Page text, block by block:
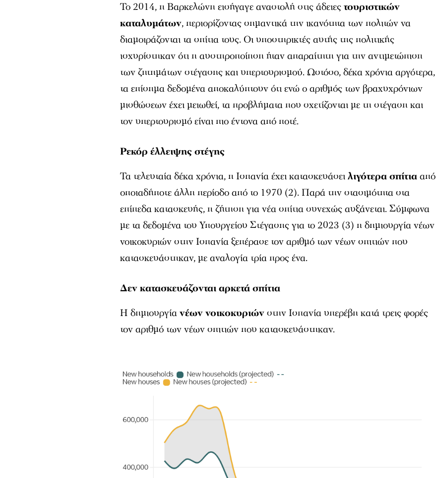
Το 2014, η Βαρκελώνη εισήγαγε αναστολή στις άδειεςτουριστικών
καταλυμάτων, περιορίζοντας σημαντικά την ικανότητα των πολιτών να
διαμοιράζονται τα σπίτια τους. Οι υποστηρικτές αυτής της πολιτικής
ισχυρίστηκαν ότι η αυστηροποίηση ήταν απαραίτητη για την αντιμετώπιση
των ζητημάτων στέγασης και υπερτουρισμού. Ωστόσο, δέκα χρόνια αργότερα,
τα επίσημα δεδομένα αποκαλύπτουν ότι ενώ ο αριθμός των βραχυχρόνιων
μισθώσεων έχει μειωθεί, τα προβλήματα που σχετίζονται με τη στέγαση και
τον υπερτουρισμό είναι πιο έντονα από ποτέ.
Ρεκόρ έλλειψης στέγης
Τα τελευταία δέκα χρόνια, η Ισπανία έχει κατασκευάσειλιγότερα σπίτιααπό
οποιαδήποτε άλλη περίοδο από το 1970 (2). Παρά την στασιμότητα στα
επίπεδα κατασκευής, η ζήτηση για νέα σπίτια συνεχώς αυξάνεται. Σύμφωνα
με τα δεδομένα του Υπουργείου Στέγασης για το 2023 (3) η δημιουργία νέων
νοικοκυριών στην Ισπανία ξεπέρασε τον αριθμό των νέων σπιτιών που
κατασκευάστηκαν, με αναλογία τρία προς ένα.
Δεν κατασκευάζονται αρκετά σπίτια
Η δημιουργίανέων νοικοκυριώνστην Ισπανία υπερέβη κατά τρεις φορές
τον αριθμό των νέων σπιτιών που κατασκευάστηκαν.